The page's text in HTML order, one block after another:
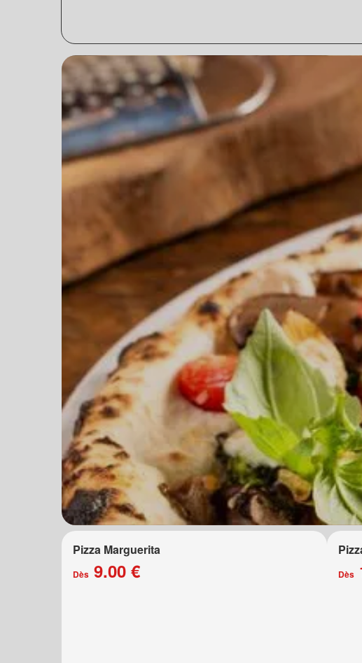
Pizza Marguerita
Dès 9.00 € Dès